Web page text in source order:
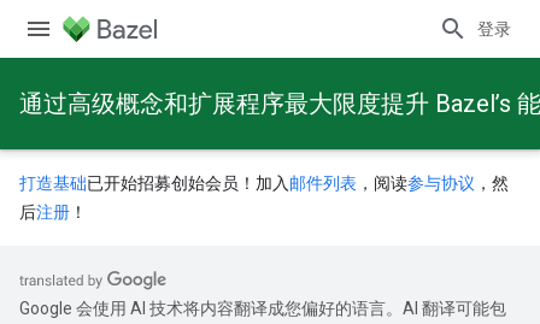
登录
通过高级概念和扩展程序最大限度提升 Bazel’s
打造基础已开始招募创始会员！加入 邮件列表 ，阅读参与协议 ，然
后注册 ！
Google 会使用 AI 技术将内容翻译成您偏好的语言。AI 翻译可能包